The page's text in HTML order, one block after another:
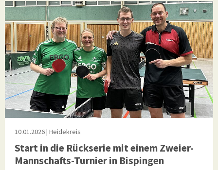
10.01.2026| Heidekreis
Start in die Rückserie mit einem Zweier-
Mannschafts-Turnier in Bispingen